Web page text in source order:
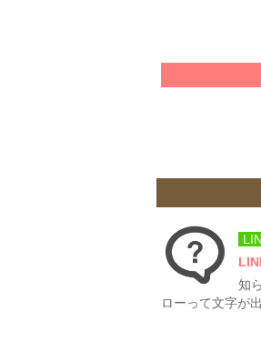
知
ローって文字が